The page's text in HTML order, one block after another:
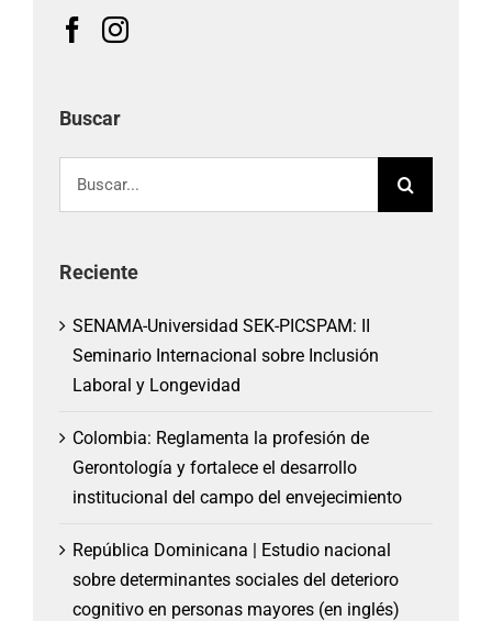
Buscar
Reciente
SENAMA-Universidad SEK-PICSPAM: II
Seminario Internacional sobre Inclusión
Laboral y Longevidad
Colombia: Reglamenta la profesión de
Gerontología y fortalece el desarrollo
institucional del campo del envejecimiento
República Dominicana | Estudio nacional
sobre determinantes sociales del deterioro
cognitivo en personas mayores (en inglés)